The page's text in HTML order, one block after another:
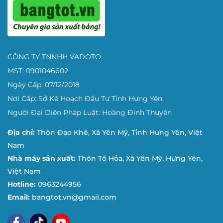
Địa chỉ:110 Trịnh Đình Thảo, P. Cẩm Lệ, TP. Đà Nẵng.
📞Điện thoại:0961 84 33 88
Địa chỉ: 148 Ngô Thì Nhậm, P. Trung Vĩnh, TP. Vinh.
📞Điện thoại:0961 84 33 88
Thông Tin Doanh Nghiệp CÔNG TY
Nhà máy sản xuất: Thôn Chu Xá, Xã Yên Mỹ, Tỉnh Hưng
phòng sản xuất đến nhà máy và trường học.
nghiệp. Hãy để VADOTO đồng hành cùng bạn nâng tầm
CÔNG TY TNNHH VADOTO
MST: 0901046602
Ngày Cấp: 07/12/2018
Nơi Cấp: Sở Kế Hoạch Đầu Tư Tỉnh Hưng Yên.
Người Đại Diện Pháp Luật: Hoàng Đình Thuyên
Địa chỉ: Thôn Đạo Khê, Xã Yên Mỹ, Tỉnh Hưng Yên, Việt
Nam
Nhà máy sản xuất: Thôn Tổ Hỏa, Xã Yên Mỹ, Hưng Yên,
Việt Nam
Hotline: 0963244956
Email: bangtot.vn@gmail.com